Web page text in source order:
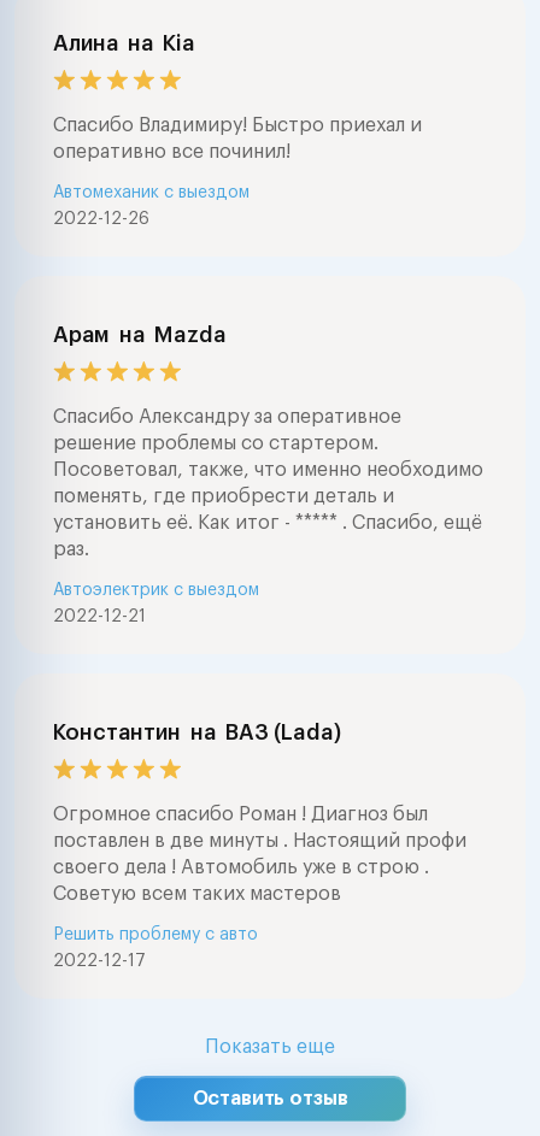
Алина на Kia
Спасибо Владимиру! Быстро приехал и
оперативно все починил!
2022-12-26
Автомеханик с выездом
Арам на Mazda
Спасибо Александру за оперативное
решение проблемы со стартером.
Посоветовал, также, что именно необходимо
поменять, где приобрести деталь и
установить её. Как итог - ***** . Спасибо, ещё
раз.
2022-12-21
Автоэлектрик с выездом
Константин на ВАЗ (Lada)
Огромное спасибо Роман ! Диагноз был
поставлен в две минуты . Настоящий профи
своего дела ! Автомобиль уже в строю .
Советую всем таких мастеров
2022-12-17
Решить проблему с авто
Показать еще
Оставить отзыв